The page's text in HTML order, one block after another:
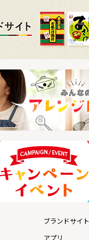
ブランドサイト
アプリ